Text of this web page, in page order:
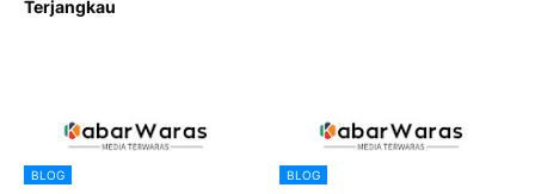
Terjangkau
BLOG BLOG